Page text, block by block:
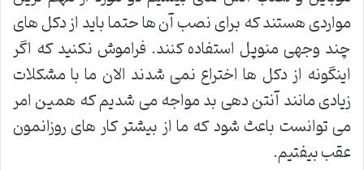
مواردی هستند که برای نصب آن ها حتما باید از دکل های
چند وجهی منوپل استفاده کنند. فراموش نکنید که اگر
اینگونه از دکل ها اختراع نمی شدند الان ما با مشکلات
زیادی مانند آنتن دهی بد مواجه می شدیم که همین امر
می توانست باعث شود که ما از بیشتر کار های روزانمون
عقب بیفتیم.